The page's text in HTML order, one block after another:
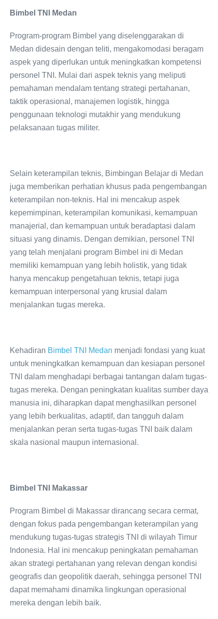
Bimbel TNI Medan
Program-program Bimbel yang diselenggarakan di
Medan didesain dengan teliti, mengakomodasi beragam
aspek yang diperlukan untuk meningkatkan kompetensi
personel TNI. Mulai dari aspek teknis yang meliputi
pemahaman mendalam tentang strategi pertahanan,
taktik operasional, manajemen logistik, hingga
penggunaan teknologi mutakhir yang mendukung
pelaksanaan tugas militer.
Selain keterampilan teknis, Bimbingan Belajar di Medan
juga memberikan perhatian khusus pada pengembangan
keterampilan non-teknis. Hal ini mencakup aspek
kepemimpinan, keterampilan komunikasi, kemampuan
manajerial, dan kemampuan untuk beradaptasi dalam
situasi yang dinamis. Dengan demikian, personel TNI
yang telah menjalani program Bimbel ini di Medan
memiliki kemampuan yang lebih holistik, yang tidak
hanya mencakup pengetahuan teknis, tetapi juga
kemampuan interpersonal yang krusial dalam
menjalankan tugas mereka.
Kehadiran Bimbel TNI Medan menjadi fondasi yang kuat
untuk meningkatkan kemampuan dan kesiapan personel
TNI dalam menghadapi berbagai tantangan dalam tugas-
tugas mereka. Dengan peningkatan kualitas sumber daya
manusia ini, diharapkan dapat menghasilkan personel
yang lebih berkualitas, adaptif, dan tangguh dalam
menjalankan peran serta tugas-tugas TNI baik dalam
skala nasional maupun internasional.
Bimbel TNI Makassar
Program Bimbel di Makassar dirancang secara cermat,
dengan fokus pada pengembangan keterampilan yang
mendukung tugas-tugas strategis TNI di wilayah Timur
Indonesia. Hal ini mencakup peningkatan pemahaman
akan strategi pertahanan yang relevan dengan kondisi
geografis dan geopolitik daerah, sehingga personel TNI
dapat memahami dinamika lingkungan operasional
mereka dengan lebih baik.